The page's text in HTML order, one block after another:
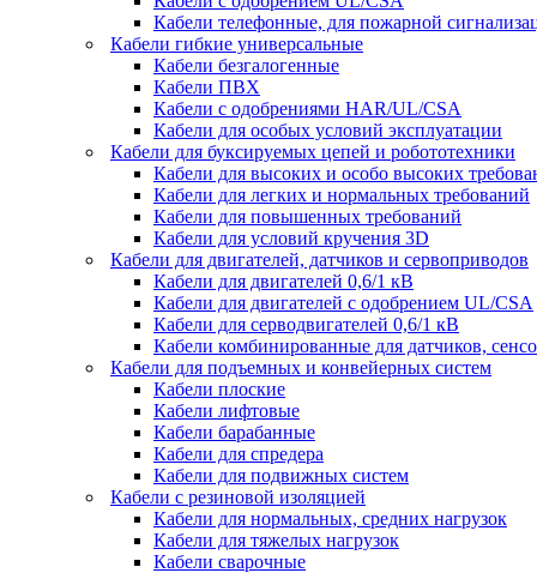
Кабели телефонные, для пожарной
Кабели гибкие универсальные
Кабели безгалогенные
Кабели ПВХ
Кабели с одобрениями HAR/UL/CSA
Кабели для особых условий эксплуатации
Кабели для буксируемых цепей и робототехники
Кабели для высоких и особо высоких
Кабели для легких и нормальных требований
Кабели для повышенных требований
Кабели для условий кручения 3D
Кабели для двигателей, датчиков и сервоприводов
Кабели для двигателей 0,6/1 кВ
Кабели для двигателей с одобрением UL/CSA
Кабели для серводвигателей 0,6/1 кВ
Кабели комбинированные для датчиков,
Кабели для подъемных и конвейерных систем
Кабели плоские
Кабели лифтовые
Кабели барабанные
Кабели для спредера
Кабели для подвижных систем
Кабели с резиновой изоляцией
Кабели для нормальных, средних нагрузок
Кабели для тяжелых нагрузок
Кабели сварочные